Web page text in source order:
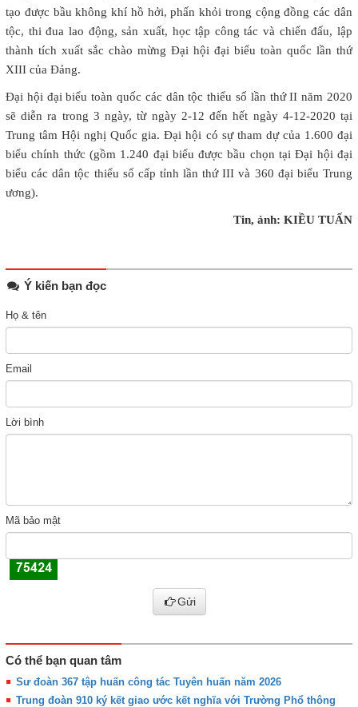
tạo được bầu không khí hồ hởi, phấn khỏi trong cộng đồng các dân
tộc, thi đua lao động, sản xuất, học tập công tác và chiến đấu, lập
thành tích xuất sắc chào mừng Đại hội đại biểu toàn quốc lần thứ
XIII của Đảng.
Đại hội đại biểu toàn quốc các dân tộc thiểu số lần thứ II năm 2020
sẽ diễn ra trong 3 ngày, từ ngày 2-12 đến hết ngày 4-12-2020 tại
Trung tâm Hội nghị Quốc gia. Đại hội có sự tham dự của 1.600 đại
biểu chính thức (gồm 1.240 đại biểu được bầu chọn tại Đại hội đại
biểu các dân tộc thiểu số cấp tỉnh lần thứ III và 360 đại biểu Trung
ương).
Tin, ảnh: KIỀU TUẤN
Ý kiến bạn đọc
Họ & tên
Email
Lời bình
Mã bảo mật
Gửi
Có thể bạn quan tâm
Sư đoàn 367 tập huấn công tác Tuyên huấn năm 2026
Trung đoàn 910 ký kết giao ước kết nghĩa với Trường Phổ thông